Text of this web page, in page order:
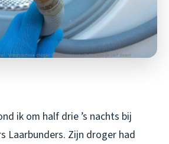
ik om half drie ’s nachts bij
Laarbunders. Zijn droger had